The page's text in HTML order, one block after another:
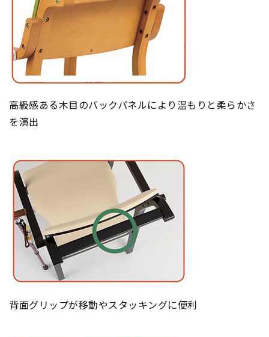
高級感ある木目のバックパネルにより温もりと柔らかさ
を演出
背面グリップが移動やスタッキングに便利